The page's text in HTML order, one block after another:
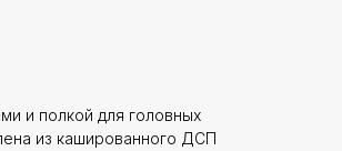
и полкой для головных
из кашированного ДСП